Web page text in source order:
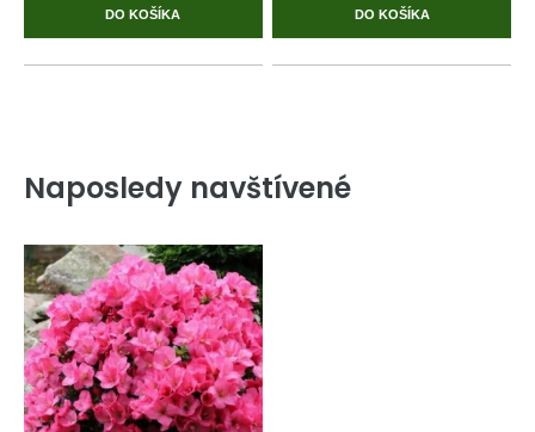
DO KOŠÍKA DO KOŠÍKA
Naposledy navštívené